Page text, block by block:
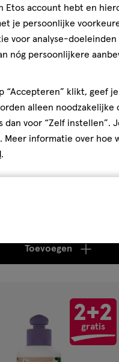
halve prijs
326 ML
Toevoegenverhoog
2+2
gratis
Etos account hebt en
je persoonlijke
voor analyse-
nóg persoonlijkere
“Accepteren” klikt, geef
alleen
dan voor “Zelf instellen”.
. Meer informatie over hoe
.